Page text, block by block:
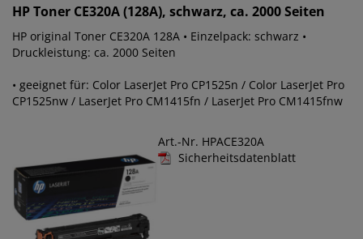
HPToner CE320A (128A), schwarz, ca. 2000 Seiten
HP original Toner CE320A 128A • Einzelpack: schwarz •
Druckleistung: ca. 2000 Seiten
• geeignet für: Color LaserJet Pro CP1525n / Color LaserJet Pro
CP1525nw / LaserJet Pro CM1415fn / LaserJet Pro CM1415fnw
Art.-Nr. HPACE320A
Sicherheitsdatenblatt